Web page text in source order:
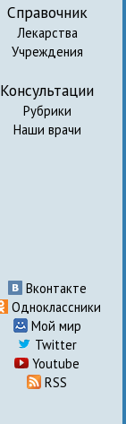
Справочник
Лекарства
Учреждения
Консультации
Рубрики
Наши врачи
Вконтакте
Одноклассники
Мой мир
Twitter
Youtube
RSS